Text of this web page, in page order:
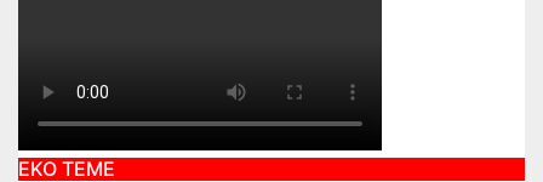
EKO TEME